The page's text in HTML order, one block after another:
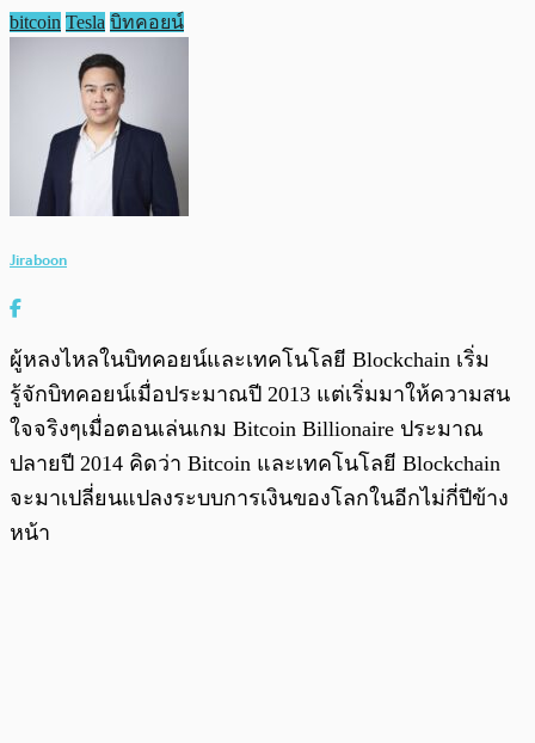
bitcoin Tesla บิทคอยน์
Jiraboon
ผู้หลงไหลในบิทคอยน์และเทคโนโลยี Blockchain เริ่ม
รู้จักบิทคอยน์เมื่อประมาณปี 2013 แต่เริ่มมาให้ความสน
ใจจริงๆเมื่อตอนเล่นเกม Bitcoin Billionaire ประมาณ
ปลายปี 2014 คิดว่า Bitcoin และเทคโนโลยี Blockchain
จะมาเปลี่ยนแปลงระบบการเงินของโลกในอีกไม่กี่ปีข้าง
หน้า